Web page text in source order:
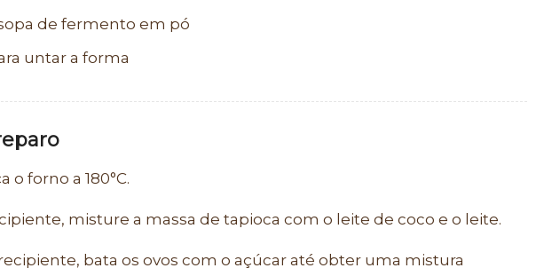
de fermento em pó
untar a forma
o forno a 180°C.
misture a massa de tapioca com o leite de coco e o leite.
bata os ovos com o açúcar até obter uma mistura